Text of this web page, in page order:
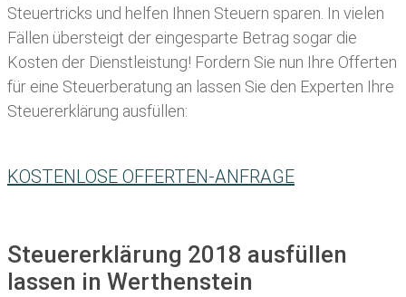
Steuertricks und helfen Ihnen Steuern sparen. In vielen
Fällen übersteigt der eingesparte Betrag sogar die
Kosten der Dienstleistung! Fordern Sie nun Ihre Offerten
für eine Steuerberatung an lassen Sie den Experten Ihre
Steuererklärung ausfüllen:
KOSTENLOSE OFFERTEN-ANFRAGE
Steuererklärung 2018 ausfüllen
lassen in Werthenstein